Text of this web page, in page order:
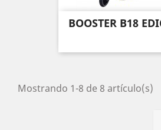
BOOSTER B18
Mostrando 1-8 de 8 artículo(s)